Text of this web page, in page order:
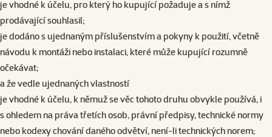
je vhodné k účelu, pro který ho kupující požaduje a s nímž
prodávající souhlasil;
je dodáno s ujednaným příslušenstvím a pokyny k použití, včetně
návodu k montáži nebo instalaci, které může kupující rozumně
očekávat;
a že vedle ujednaných vlastností
je vhodné k účelu, k němuž se věc tohoto druhu obvykle používá, i
s ohledem na práva třetích osob, právní předpisy, technické normy
nebo kodexy chování daného odvětví, není-li technických norem;